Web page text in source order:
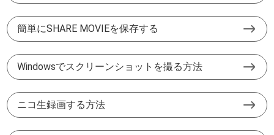
簡単にSHARE MOVIEを保存する
Windowsでスクリーンショットを撮る方法
ニコ生録画する方法